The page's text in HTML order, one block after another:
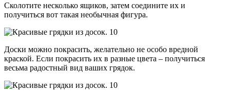
Сколотите несколько ящиков, затем соедините их и
получиться вот такая необычная фигура.
Доски можно покрасить, желательно не особо вредной
краской. Если покрасить их в разные цвета – получиться
весьма радостный вид ваших грядок.